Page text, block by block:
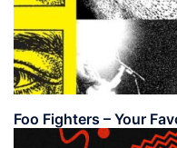
Foo Fighters – Your